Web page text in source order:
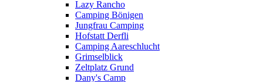
Lazy Rancho
Camping Bönigen
Jungfrau Camping
Hofstatt Derfli
Camping Aareschlucht
Grimselblick
Zeltplatz Grund
Dany's Camp